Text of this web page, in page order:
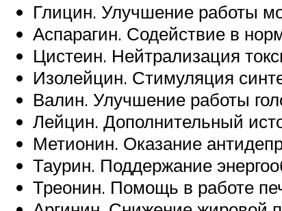
Глицин. Улучшение работы
Аспарагин. Содействие в
Цистеин. Нейтрализация
Изолейцин. Стимуляция
Валин. Улучшение работы
Лейцин. Дополнительный
Метионин. Оказание
Таурин. Поддержание
Треонин. Помощь в работе